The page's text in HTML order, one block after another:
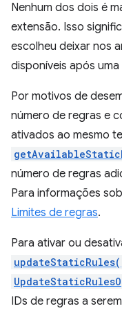
Nenhum dos dois é
extensão. Isso
escolheu deixar nos
disponíveis após
Por motivos de
número de regras e
ativados ao mesmo
número de regras
Para informações
Limites de regras.
Para ativar ou
IDs de regras a